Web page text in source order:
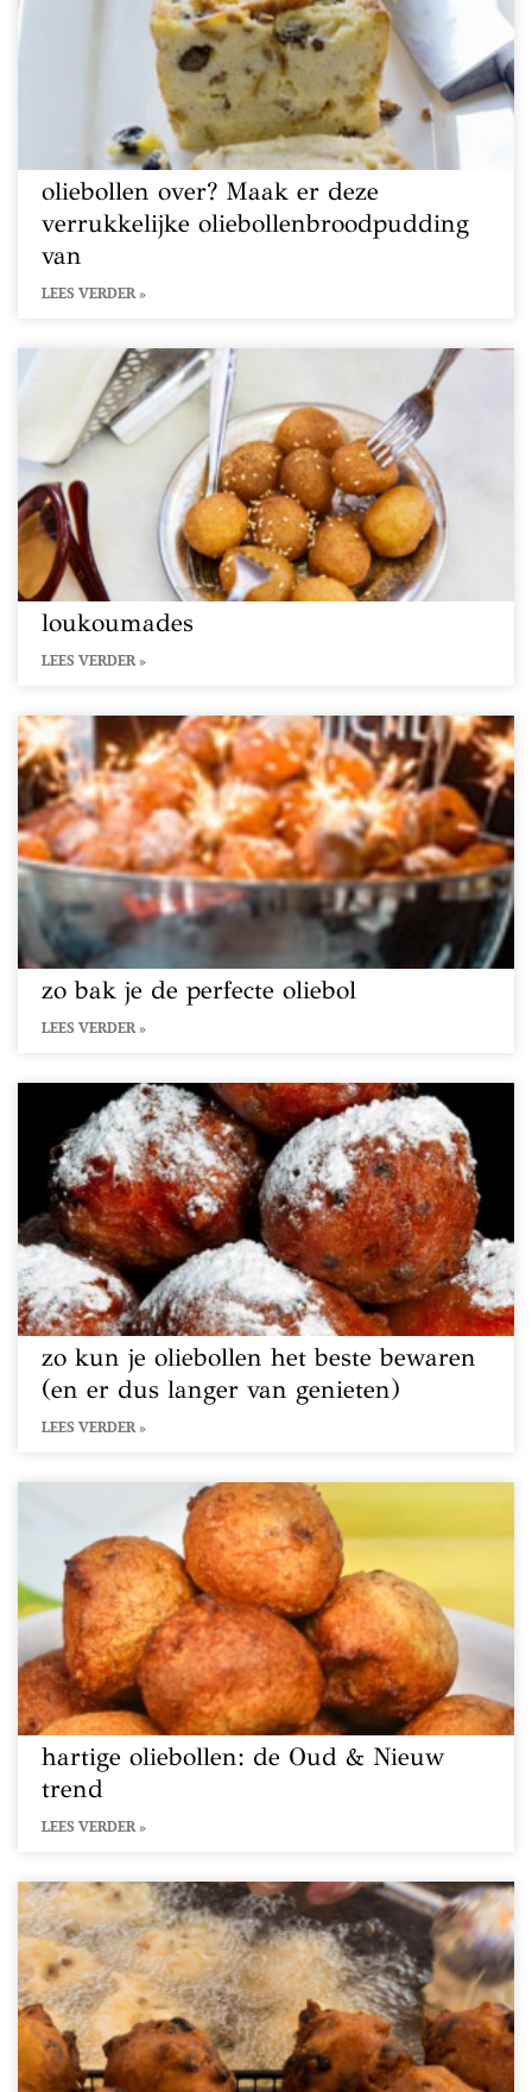
oliebollen over? Maak er deze
verrukkelijke oliebollenbroodpudding
van
LEES VERDER »
loukoumades
LEES VERDER »
zo bak je de perfecte oliebol
LEES VERDER »
zo kun je oliebollen het beste bewaren
(en er dus langer van genieten)
LEES VERDER »
hartige oliebollen: de Oud & Nieuw
trend
LEES VERDER »